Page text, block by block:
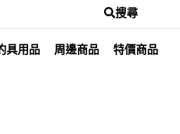
搜尋
具用品 周邊商品
特價商品